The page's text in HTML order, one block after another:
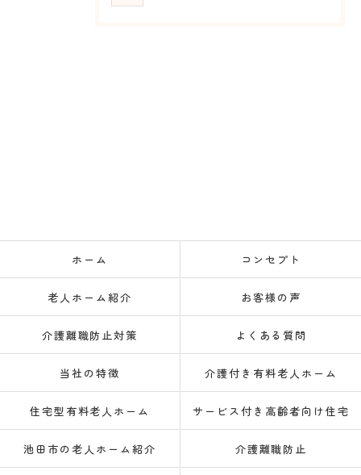
ホーム コンセプト
老人ホーム紹介 お客様の声
介護離職防止対策 よくある質問
当社の特徴 介護付き有料老人ホーム
住宅型有料老人ホーム サービス付き高齢者向け住宅
池田市の老人ホーム紹介 介護離職防止